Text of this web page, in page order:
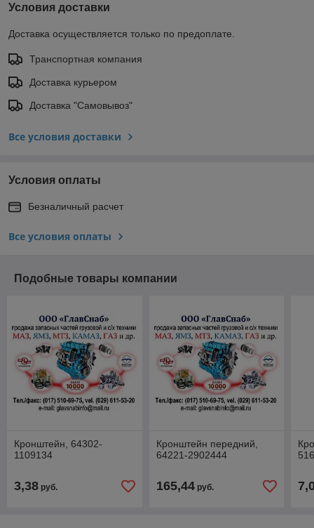
Условия доставки
Доставка осуществляется только по предоплате.
Транспортная компания
Доставка курьером
Доставка "Самовывоз"
Все условия доставки
Условия оплаты
Безналичный расчет
Все условия оплаты
Подобные товары компании
Кронштейн, 64302-
1109134
3,38 руб.
Кронштейн передний,
64221-2902444
165,44руб.